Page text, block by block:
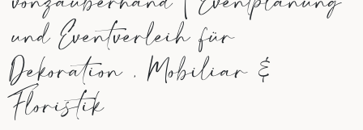
und Eventverleih für
Dekoration , Mobiliar &
Floristik